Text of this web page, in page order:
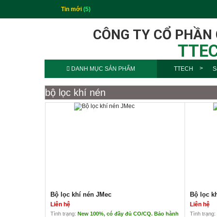
Tin mới (5)
CÔNG TY CỔ
DANH MỤC SẢN PHẨM TTECH
bộ lọc khí nén
Bộ lọc khí nén JMec
Liên hệ
Tình trạng: New 100%, có đầy đủ CO/CQ. Bảo hành
Bộ lọc
Liên hệ
Tình trạng: